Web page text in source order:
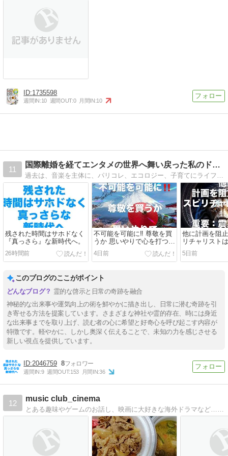
1735598
週間IN:10 週間OUT:0 月間IN:10
11
国際離婚を経てエンタメの世界へ舞い戻った私のドキュメント
残された時間はサホドなく
『真っさら』な新時代へ。
26時間前
不可能を可能に‼️ 尊敬を買
うか 思いやりで心を打つ
か。
4日前
他に計画を阻
リチャリスト
5日前
このブログのここがポイント
霊的な啓示と日常の奇跡を融合
神秘的な出来事や運気向上の術を鮮やかに描き出し、日常に潜む奇跡を引
き寄せる方法を提案しています。さまざまな神社や霊的存在、時には身近
な出来事までを取り上げ、読む者の心に希望と好奇心を呼び起こす内容が
特徴です。軽やかに、しかし奥深く伝えることで、未知の力を感じさせる
新しい視点を提供しています。
2046759 8
週間IN:9 週間OUT:153 月間IN:36
12
music club_cinema